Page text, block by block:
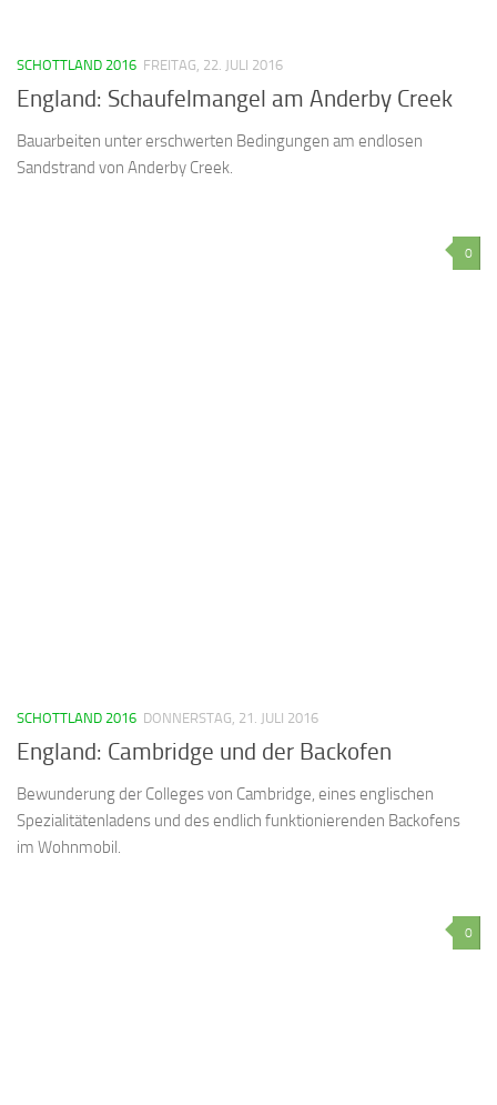
SCHOTTLAND 2016 FREITAG, 22. JULI 2016
England: Schaufelmangel am Anderby Creek
Bauarbeiten unter erschwerten Bedingungen am endlosen
Sandstrand von Anderby Creek.
0
SCHOTTLAND 2016 DONNERSTAG, 21. JULI 2016
England: Cambridge und der Backofen
Bewunderung der Colleges von Cambridge, eines englischen
Spezialitätenladens und des endlich funktionierenden Backofens
im Wohnmobil.
0